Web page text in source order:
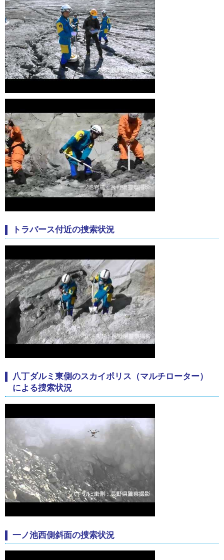
トラバース付近の捜索状況
八丁ダルミ東側のスカイポリス（マルチローター）
による捜索状況
一ノ池西側斜面の捜索状況